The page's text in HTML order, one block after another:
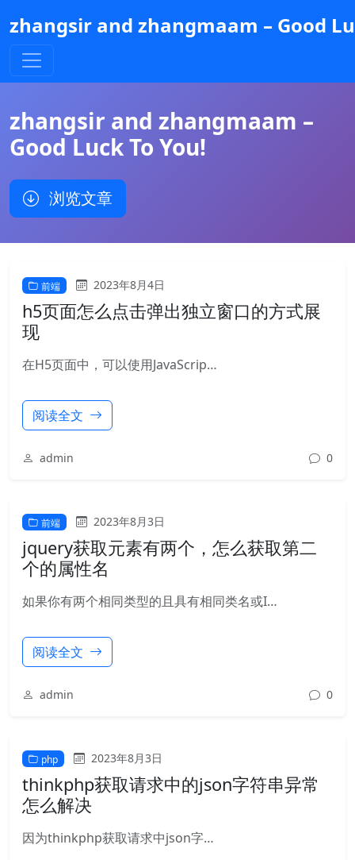
到
主
内
zhangsir and zhangmaam – Good
zhangsir and zhangmaam –
Good Luck To You!
浏览文章
前端 2023年8月4日
h5页面怎么点击弹出独立窗口的方式展
现
在H5页面中，可以使用JavaScrip…
阅读全文
admin 0
前端 2023年8月3日
jquery获取元素有两个，怎么获取第二
个的属性名
如果你有两个相同类型的且具有相同类名或I…
阅读全文
admin 0
php 2023年8月3日
thinkphp获取请求中的json字符串异常
怎么解决
因为thinkphp获取请求中json字…